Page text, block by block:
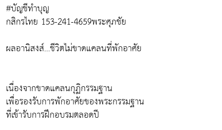
#บัญชีทำบุญ
กสิกรไทย 153-241-4659พระศุภชัย
ผลอานิสงส์...ชีวิตไม่ขาดแคลนที่พักอาศัย
เนื่องจากขาดแคลนกุฏิกรรมฐาน
เพื่อรองรับการพักอาศัยของพระกรรมฐาน
ที่เข้ารับการฝึกอบรมตลอดปี